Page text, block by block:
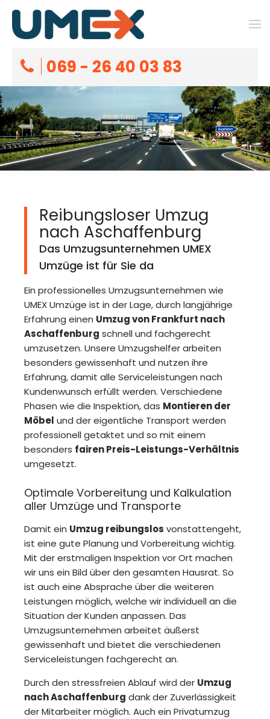
069 - 26 40 03 83
Reibungsloser Umzug
nach Aschaffenburg
Das Umzugsunternehmen UMEX
Umzüge ist für Sie da
Ein professionelles Umzugsunternehmen wie
UMEX Umzüge ist in der Lage, durch langjährige
Erfahrung einen Umzug von Frankfurt nach
Aschaffenburg schnell und fachgerecht
umzusetzen. Unsere Umzugshelfer arbeiten
besonders gewissenhaft und nutzen ihre
Erfahrung, damit alle Serviceleistungen nach
Kundenwunsch erfüllt werden. Verschiedene
Phasen wie die Inspektion, das Montieren der
Möbel und der eigentliche Transport werden
professionell getaktet und so mit einem
besonders fairen Preis-Leistungs-Verhältnis
umgesetzt.
Optimale Vorbereitung und Kalkulation
aller Umzüge und Transporte
Damit ein Umzug reibungslos vonstattengeht,
ist eine gute Planung und Vorbereitung wichtig.
Mit der erstmaligen Inspektion vor Ort machen
wir uns ein Bild über den gesamten Hausrat. So
ist auch eine Absprache über die weiteren
Leistungen möglich, welche wir individuell an die
Situation der Kunden anpassen. Das
Umzugsunternehmen arbeitet äußerst
gewissenhaft und bietet die verschiedenen
Serviceleistungen fachgerecht an.
Durch den stressfreien Ablauf wird der Umzug
nach Aschaffenburg dank der Zuverlässigkeit
der Mitarbeiter möglich. Auch ein Privatumzug